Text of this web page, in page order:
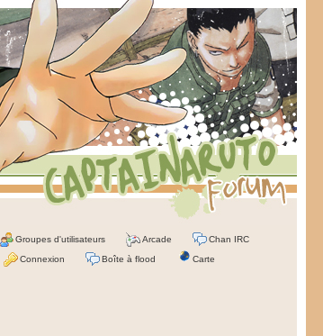
Groupes d'utilisateurs Arcade Chan IRC
Connexion Boîte à flood Carte